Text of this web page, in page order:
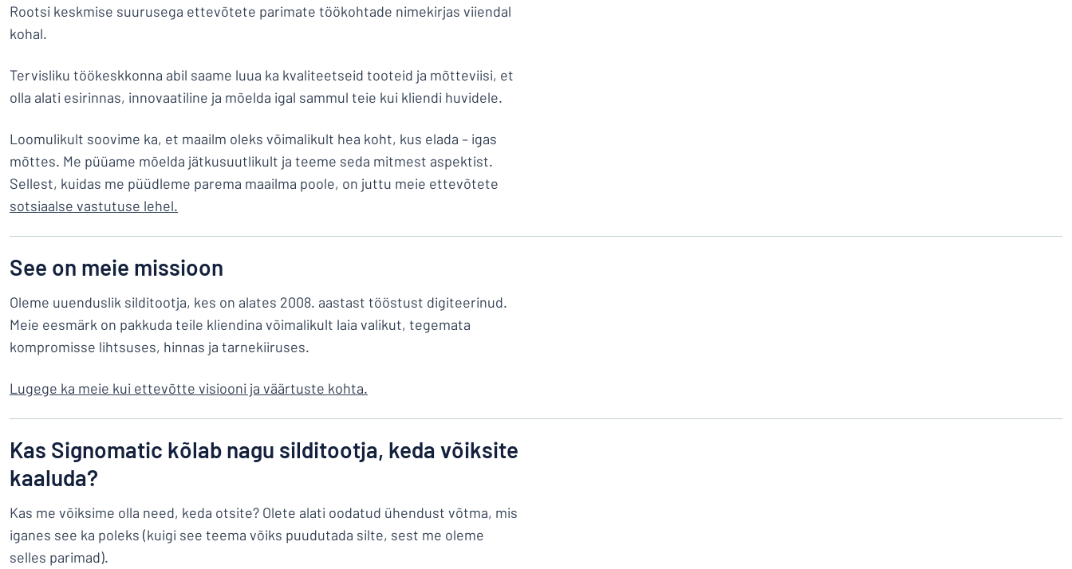
Rootsi keskmise suurusega ettevõtete parimate töökohtade nimekirjas viiendal
kohal.
Tervisliku töökeskkonna abil saame luua ka kvaliteetseid tooteid ja mõtteviisi, et
olla alati esirinnas, innovaatiline ja mõelda igal sammul teie kui kliendi huvidele.
Loomulikult soovime ka, et maailm oleks võimalikult hea koht, kus elada – igas
mõttes. Me püüame mõelda jätkusuutlikult ja teeme seda mitmest aspektist.
Sellest, kuidas me püüdleme parema maailma poole, on juttu meie ettevõtete
sotsiaalse vastutuse lehel.
See on meie missioon
Oleme uuenduslik silditootja, kes on alates 2008. aastast tööstust digiteerinud.
Meie eesmärk on pakkuda teile kliendina võimalikult laia valikut, tegemata
kompromisse lihtsuses, hinnas ja tarnekiiruses.
Lugege ka meie kui ettevõtte visiooni ja väärtuste kohta.
Kas Signomatic kõlab nagu silditootja, keda võiksite
kaaluda?
Kas me võiksime olla need, keda otsite? Olete alati oodatud ühendust võtma, mis
iganes see ka poleks (kuigi see teema võiks puudutada silte, sest me oleme
selles parimad).